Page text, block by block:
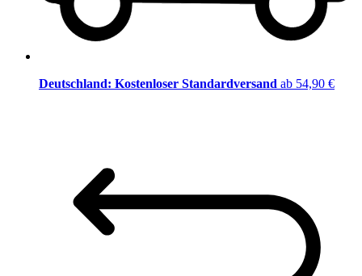
Deutschland: Kostenloser Standardversand ab 54,90 €